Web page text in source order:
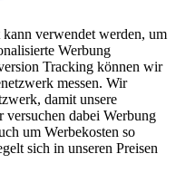
verwendet werden, um
Werbung
Tracking können wir
messen. Wir
damit unsere
versuchen dabei Werbung
um Werbekosten so
sich in unseren Preisen